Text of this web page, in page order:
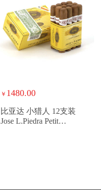
￥ 1480.00
比亚达 小猎人 12支装
Jose L.Piedra Petit